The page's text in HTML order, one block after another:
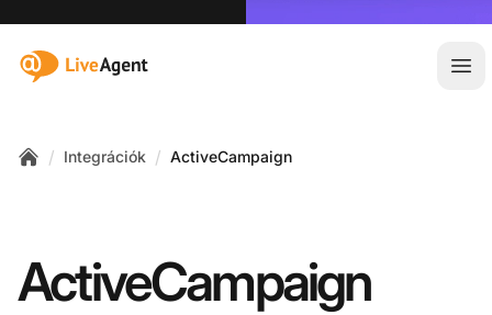
:site.title
/ Integrációk / ActiveCampaign
ActiveCampaign